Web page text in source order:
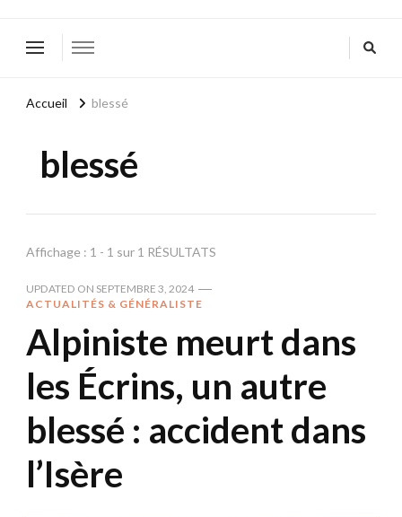
Accueil blessé
blessé
Affichage : 1 - 1 sur 1 RÉSULTATS
UPDATED ON SEPTEMBRE 3, 2024
ACTUALITÉS & GÉNÉRALISTE
Alpiniste meurt dans
les Écrins, un autre
blessé : accident dans
l’Isère